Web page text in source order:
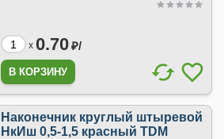
x 0.70₽/
Наконечник круглый штыревой
НкИш 0,5-1,5 красный TDM